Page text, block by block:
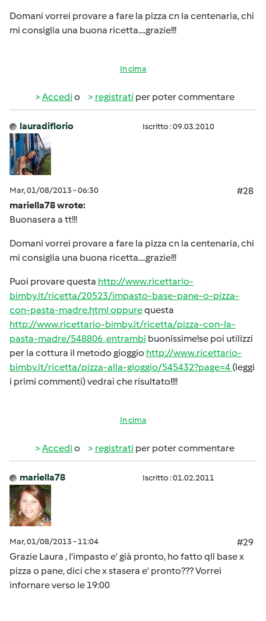
Domani vorrei provare a fare la pizza cn la centenaria, chi
mi consiglia una buona ricetta....grazie!!!
In cima
Accedi o registrati per poter commentare
lauradiflorio Iscritto : 09.03.2010
Mar, 01/08/2013 - 06:30
#28
mariella78 wrote:
Buonasera a tt!!!
Domani vorrei provare a fare la pizza cn la centenaria, chi
mi consiglia una buona ricetta....grazie!!!
Puoi provare questa http://www.ricettario-
bimby.it/ricetta/20523/impasto-base-pane-o-pizza-
con-pasta-madre.html oppurequesta
http://www.ricettario-bimby.it/ricetta/pizza-con-la-
pasta-madre/548806 ,entrambi buonissime!se poi utilizzi
per la cottura il metodo gioggio http://www.ricettario-
bimby.it/ricetta/pizza-alla-gioggio/545432?page=4 (leggi
i primi commenti) vedrai che risultato!!!!
In cima
Accedi o registrati per poter commentare
mariella78 Iscritto : 01.02.2011
Mar, 01/08/2013 - 11:04
#29
Grazie Laura , l'impasto e' già pronto, ho fatto qll base x
pizza o pane, dici che x stasera e' pronto??? Vorrei
infornare verso le 19:00